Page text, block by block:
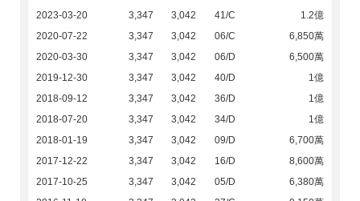
2023-03-20 3,347 3,042 41/C
1.2億
2020-07-22
3,347 3,042 06/C
6,850萬
2020-03-30
3,347 3,042 06/D
6,500萬
2019-12-30
3,347 3,042 40/D
1億
2018-09-12
3,347 3,042 36/D
1億
2018-07-20
3,347 3,042 34/D
1億
2018-01-19
3,347 3,042 09/D
6,700萬
2017-12-22
3,347 3,042 16/D
8,600萬
2017-10-25
3,347 3,042 05/D
6,380萬